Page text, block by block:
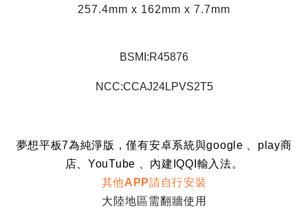
257.4mm x 162mm x 7.7mm
BSMI:R45876
NCC:CCAJ24LPVS2T5
夢想平板7為純淨版，僅有安卓系統與google 、play商
店、YouTube 、內建IQQI輸入法。
其他APP請自行安裝
大陸地區需翻牆使用